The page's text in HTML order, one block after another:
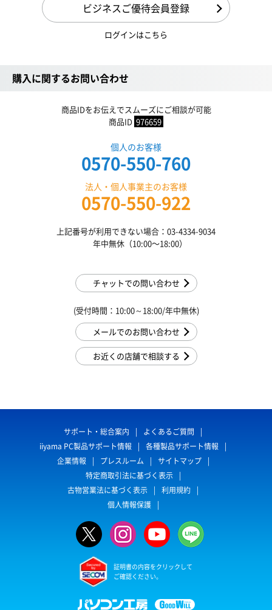
ビジネスご優待会員登録
ログインはこちら
購入に関するお問い合わせ
商品IDをお伝えでスムーズにご相談が可能
商品ID 976659
個人のお客様
0570-550-760
法人・個人事業主のお客様
0570-550-922
上記番号が利用できない場合：03-4334-9034
年中無休（10:00〜18:00）
チャットでの問い合わせ
(受付時間：10:00～18:00/年中無休)
メールでのお問い合わせ
お近くの店舗で相談する
サポート・総合案内
よくあるご質問
iiyama PC製品サポート情報
各種製品サポート情報
企業情報
プレスルーム
サイトマップ
特定商取引法に基づく表示
古物営業法に基づく表示
利用規約
個人情報保護
証明書の内容をクリックして
ご確認ください。